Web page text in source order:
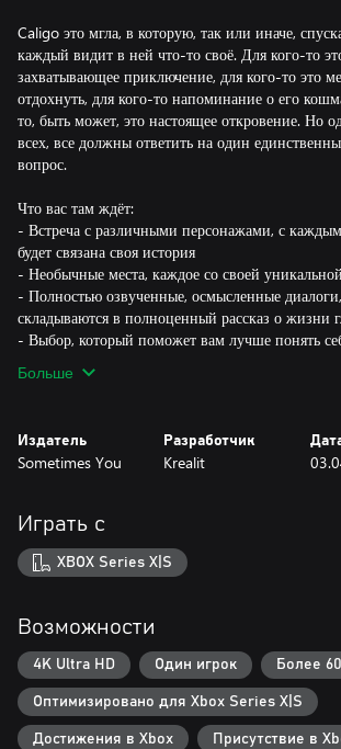
Caligo это мгла, в которую, так или иначе,
каждый видит в ней что-то своё. Для кого-то
захватывающее приключение, для кого-то это
отдохнуть, для кого-то напоминание о его
то, быть может, это настоящее откровение. Но
всех, все должны ответить на один
вопрос.
Что вас там ждёт:
- Встреча с различными персонажами, с
будет связана своя история
- Необычные места, каждое со своей
- Полностью озвученные, осмысленные
складываются в полноценный рассказ о жизни
- Выбор, который поможет вам лучше понять
Больше
Издатель
Sometimes You
Разработчик
Krealit
Играть с
XBOX Series X|S
Возможности
4K Ultra HD Один игрок Более
Оптимизировано для Xbox Series X|S
Достижения в Xbox Присутствие в